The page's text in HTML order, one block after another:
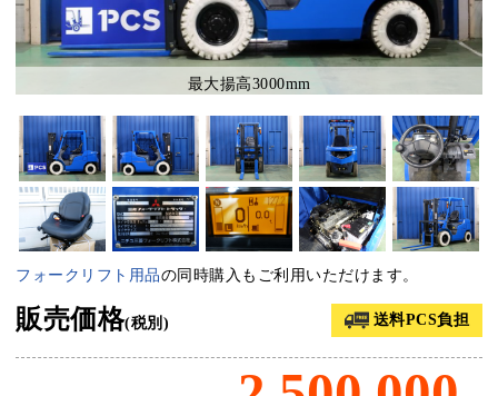
最大揚高3000mm
フォークリフト用品の同時購入もご利用いただけます。
販売価格(税別) 送料PCS負担